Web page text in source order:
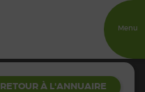
Menu
RETOUR À L'ANNUAIRE